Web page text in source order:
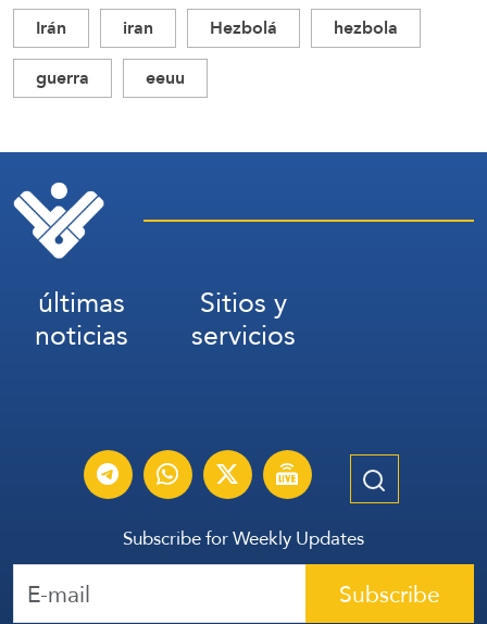
Irán
iran Hezbolá
hezbola
guerra
eeuu
últimas
noticias
Sitios y
servicios
Subscribe for Weekly Updates
Subscribe